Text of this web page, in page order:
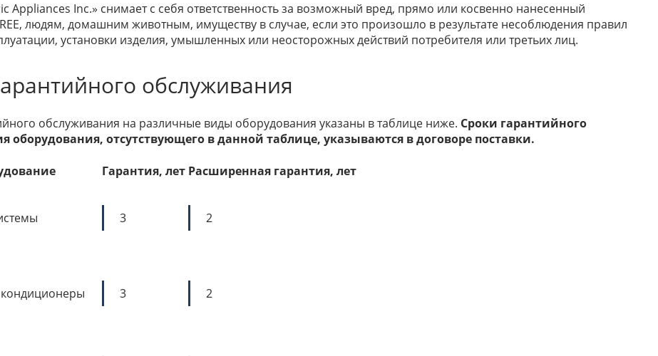
Appliances Inc.» снимает с себя ответственность за возможный вред, прямо или косвенно нанесенный
людям, домашним животным, имуществу в случае, если это произошло в результате несоблюдения правил
установки изделия, умышленных или неосторожных действий потребителя или третьих лиц.
обслуживания
обслуживания на различные виды оборудования указаны в таблице ниже. Сроки гарантийного
оборудования, отсутствующего в данной таблице, указываются в договоре поставки.
Гарантия, лет Расширенная гарантия, лет
3 2
3 2